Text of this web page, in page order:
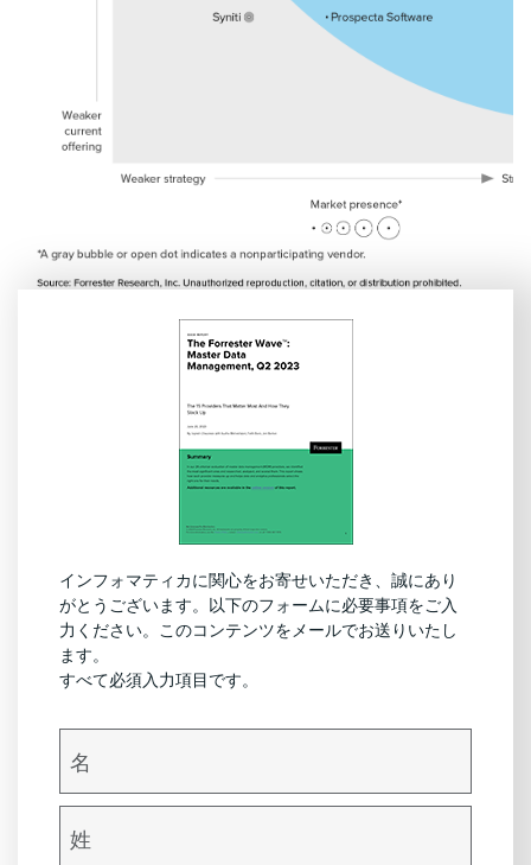
インフォマティカに関心をお寄せいただき、誠にあり
がとうございます。以下のフォームに必要事項をご入
力ください。このコンテンツをメールでお送りいたし
ます。
すべて必須入力項目です。